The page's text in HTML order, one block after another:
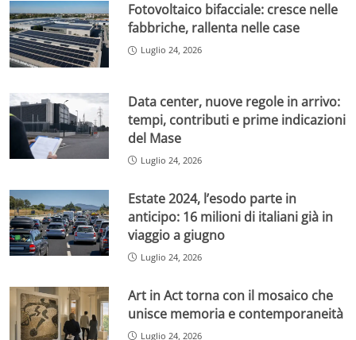
Fotovoltaico bifacciale: cresce nelle
fabbriche, rallenta nelle case
Luglio 24, 2026
Data center, nuove regole in arrivo:
tempi, contributi e prime indicazioni
del Mase
Luglio 24, 2026
Estate 2024, l’esodo parte in
anticipo: 16 milioni di italiani già in
viaggio a giugno
Luglio 24, 2026
Art in Act torna con il mosaico che
unisce memoria e contemporaneità
Luglio 24, 2026